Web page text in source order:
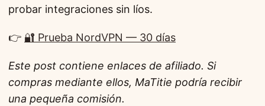
probar integraciones sin líos.
👉 🔐 Prueba NordVPN — 30 días
Este post contiene enlaces de afiliado. Si
compras mediante ellos, MaTitie podría recibir
una pequeña comisión.